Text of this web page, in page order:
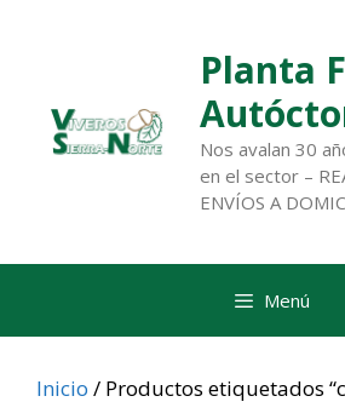
Planta
Nos avalan 30
en el sector –
ENVÍOS A
Menú
Inicio / Productos etiquetados